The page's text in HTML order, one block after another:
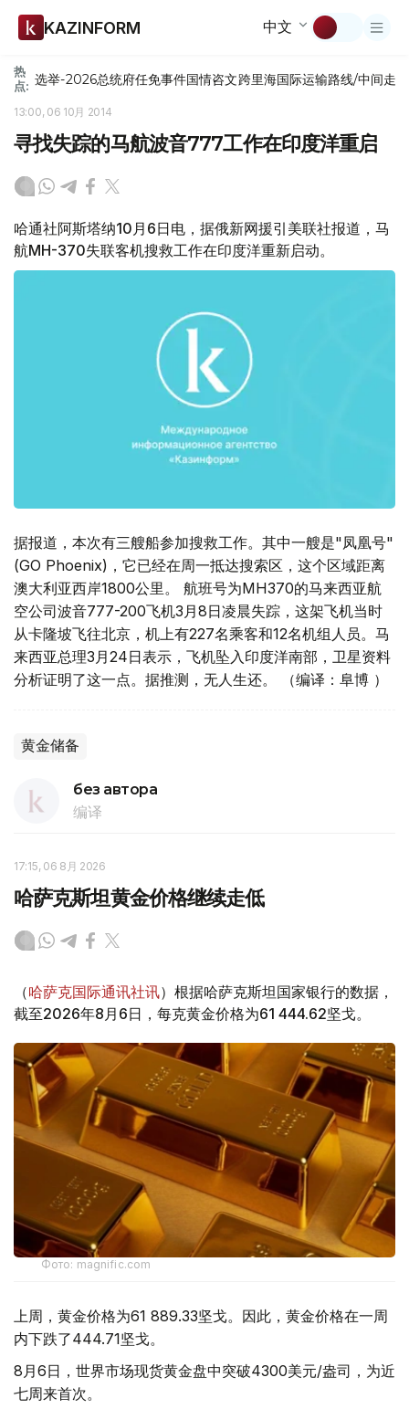
KAZINFORM 中文
热
点: 选举-2026总统府任免事件国情咨文跨里海国际运输路线/中间走廊
13:00, 06 10月 2014
寻找失踪的马航波音777工作在印度洋重启
哈通社阿斯塔纳10月6日电，据俄新网援引美联社报道，马
航MH-370失联客机搜救工作在印度洋重新启动。
据报道，本次有三艘船参加搜救工作。其中一艘是"凤凰号"
(GO Phoenix)，它已经在周一抵达搜索区，这个区域距离
澳大利亚西岸1800公里。 航班号为MH370的马来西亚航
空公司波音777-200飞机3月8日凌晨失踪，这架飞机当时
从卡隆坡飞往北京，机上有227名乘客和12名机组人员。马
来西亚总理3月24日表示，飞机坠入印度洋南部，卫星资料
分析证明了这一点。据推测，无人生还。 （编译：阜博 ）
黄金储备
без автора
编译
17:15, 06 8月 2026
哈萨克斯坦黄金价格继续走低
（哈萨克国际通讯社讯）根据哈萨克斯坦国家银行的数据，
截至2026年8月6日，每克黄金价格为61 444.62坚戈。
Фото: magnific.com
上周，黄金价格为61 889.33坚戈。因此，黄金价格在一周
内下跌了444.71坚戈。
8月6日，世界市场现货黄金盘中突破4300美元/盎司，为近
七周来首次。